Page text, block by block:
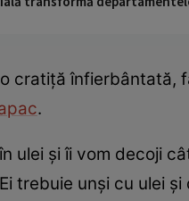
cratiță înfierbântată,
.
ulei și îi vom decoji
trebuie unși cu ulei